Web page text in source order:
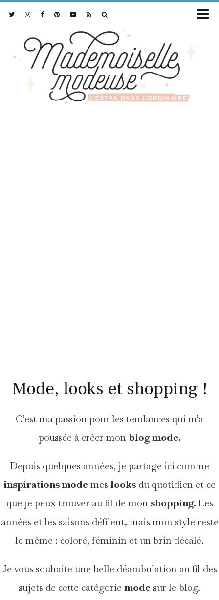
Mode, looks et shopping !
C’est ma passion pour les tendances qui m’a
poussée à créer monblog mode.
Depuis quelques années, je partage ici comme
inspirations mode mes looksdu quotidien et ce
que je peux trouver au fil de mon shopping. Les
années et les saisons défilent, mais mon style reste
le même : coloré, féminin et un brin décalé.
Je vous souhaite une belle déambulation au fil des
sujets de cette catégorie mode sur le blog.